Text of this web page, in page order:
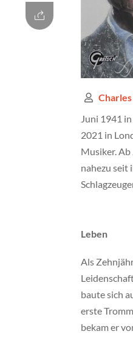
Juni 1941
2021 in
Musiker.
nahezu seit
Leben
Als
baute sich
erste
bekam er